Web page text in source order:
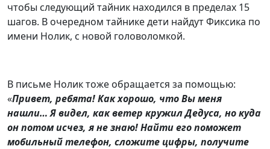
чтобы следующий тайник находился в пределах 15
шагов. В очередном тайнике дети найдут Фиксика по
имени Нолик, с новой головоломкой.
В письме Нолик тоже обращается за помощью:
«Привет, ребята! Как хорошо, что Вы меня
нашли… Я видел, как ветер кружил Дедуса, но куда
он потом исчез, я не знаю! Найти его поможет
мобильный телефон, сложите цифры, получите